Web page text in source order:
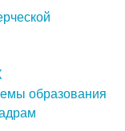
образования